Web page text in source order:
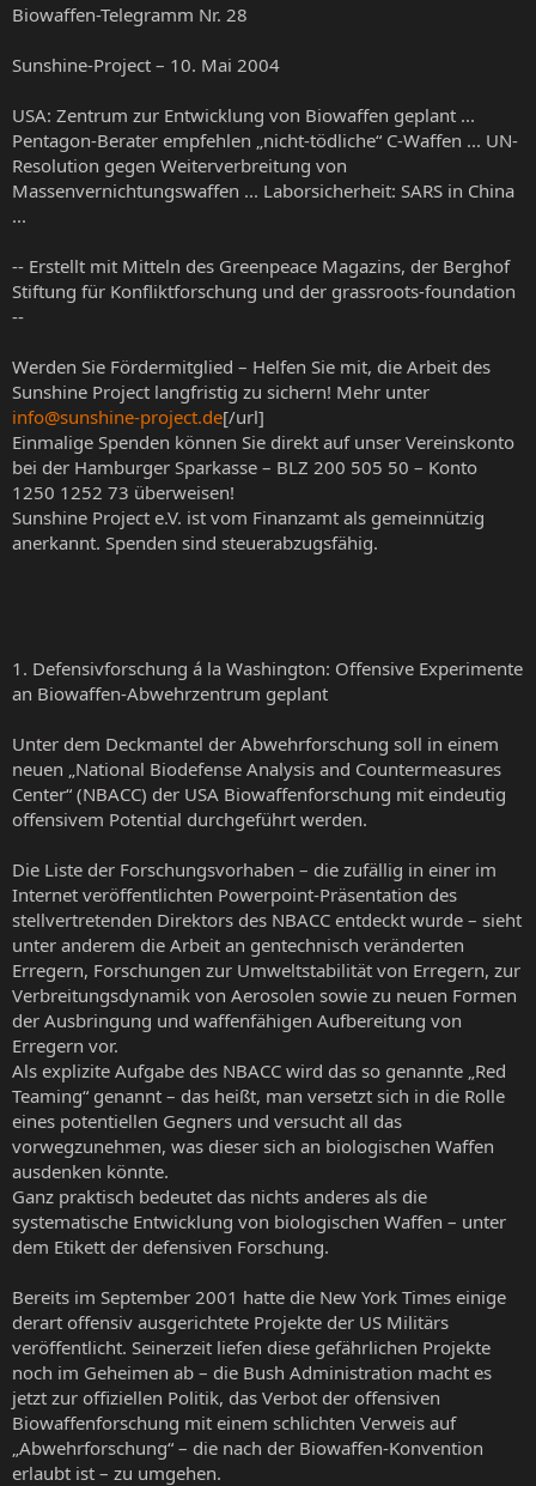
Biowaffen-Telegramm Nr. 28
Sunshine-Project – 10. Mai 2004
USA: Zentrum zur Entwicklung von Biowaffen geplant ...
Pentagon-Berater empfehlen „nicht-tödliche“ C-Waffen ... UN-
Resolution gegen Weiterverbreitung von
Massenvernichtungswaffen ... Laborsicherheit: SARS in China
...
-- Erstellt mit Mitteln des Greenpeace Magazins, der Berghof
Stiftung für Konfliktforschung und der grassroots-foundation
--
Werden Sie Fördermitglied – Helfen Sie mit, die Arbeit des
Sunshine Project langfristig zu sichern! Mehr unter
info@sunshine-project.de[/url]
Einmalige Spenden können Sie direkt auf unser Vereinskonto
bei der Hamburger Sparkasse – BLZ 200 505 50 – Konto
1250 1252 73 überweisen!
Sunshine Project e.V. ist vom Finanzamt als gemeinnützig
anerkannt. Spenden sind steuerabzugsfähig.
1. Defensivforschung á la Washington: Offensive Experimente
an Biowaffen-Abwehrzentrum geplant
Unter dem Deckmantel der Abwehrforschung soll in einem
neuen „National Biodefense Analysis and Countermeasures
Center“ (NBACC) der USA Biowaffenforschung mit eindeutig
offensivem Potential durchgeführt werden.
Die Liste der Forschungsvorhaben – die zufällig in einer im
Internet veröffentlichten Powerpoint-Präsentation des
stellvertretenden Direktors des NBACC entdeckt wurde – sieht
unter anderem die Arbeit an gentechnisch veränderten
Erregern, Forschungen zur Umweltstabilität von Erregern, zur
Verbreitungsdynamik von Aerosolen sowie zu neuen Formen
der Ausbringung und waffenfähigen Aufbereitung von
Erregern vor.
Als explizite Aufgabe des NBACC wird das so genannte „Red
Teaming“ genannt – das heißt, man versetzt sich in die Rolle
eines potentiellen Gegners und versucht all das
vorwegzunehmen, was dieser sich an biologischen Waffen
ausdenken könnte.
Ganz praktisch bedeutet das nichts anderes als die
systematische Entwicklung von biologischen Waffen – unter
dem Etikett der defensiven Forschung.
Bereits im September 2001 hatte die New York Times einige
derart offensiv ausgerichtete Projekte der US Militärs
veröffentlicht. Seinerzeit liefen diese gefährlichen Projekte
noch im Geheimen ab – die Bush Administration macht es
jetzt zur offiziellen Politik, das Verbot der offensiven
Biowaffenforschung mit einem schlichten Verweis auf
„Abwehrforschung“ – die nach der Biowaffen-Konvention
erlaubt ist – zu umgehen.